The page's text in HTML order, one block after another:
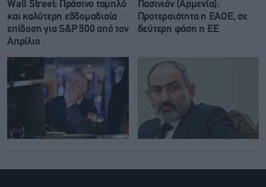
Wall Street: Πράσινο ταμπλό
και καλύτερη εβδομαδιαία
επίδοση για S&P 500 από τον
Απρίλιο
Πασινιάν (Αρμενία):
Προτεραιότητα η ΕΑΟΕ, σε
δεύτερη φάση η ΕΕ